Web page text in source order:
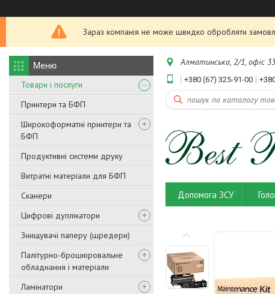
Зараз компанія не може швидко обробляти
Товари і послуги
Принтери та БФП
Широкоформатні принтери та
БФП
Продуктивні системи друку
Витратні матеріали для БФП
Сканери
Цифрові дуплікатори
Знищувачі паперу (шредери)
Палітурно-брошюровальне
обладнання і матеріали
Ламінатори
Алматинська, 2/1, офіс
+380 (67) 325-91-00
Допомога ЗСУ